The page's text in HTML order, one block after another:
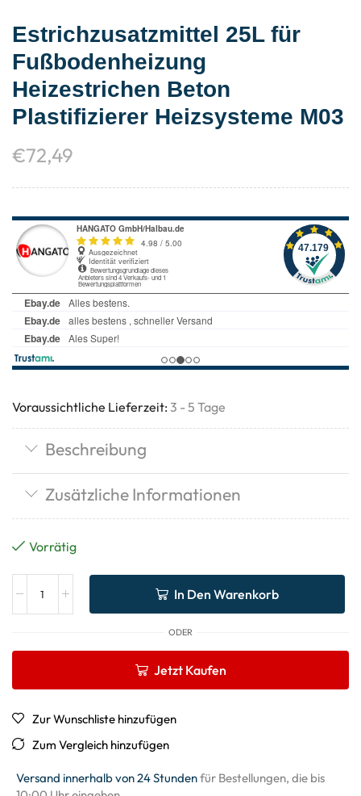
Estrichzusatzmittel 25L für
Fußbodenheizung
Heizestrichen Beton
Plastifizierer Heizsysteme M03
€72,49
Voraussichtliche Lieferzeit: 3 - 5 Tage
Beschreibung
Zusätzliche Informationen
Vorrätig
In Den Warenkorb
ODER
Jetzt Kaufen
Zur Wunschliste hinzufügen
Zum Vergleich hinzufügen
Versand innerhalb von 24 Stundenfür Bestellungen, die bis